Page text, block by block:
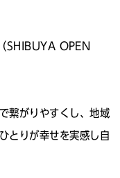
SHIBUYA OPEN
繋がりやすくし、地域
とりが幸せを実感し⾃